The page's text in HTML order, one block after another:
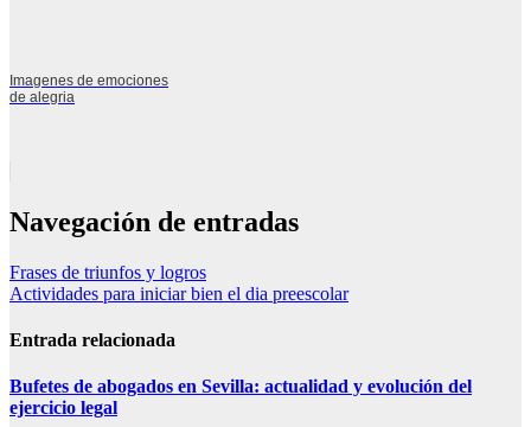
Imagenes de emociones
de alegria
Navegación de entradas
Frases de triunfos y logros
Actividades para iniciar bien el dia preescolar
Entrada relacionada
Bufetes de abogados en Sevilla: actualidad y evolución del
ejercicio legal